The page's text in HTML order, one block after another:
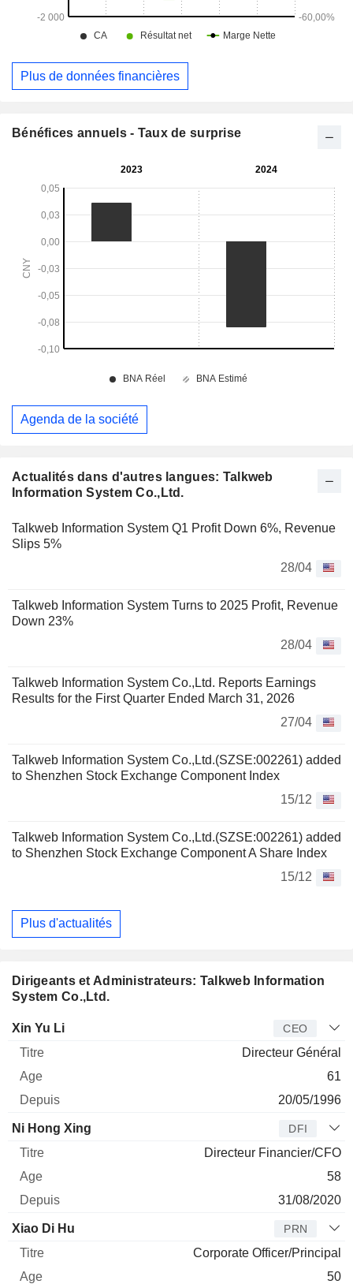
Actualités dans d'autres langues: Talkweb
Information System Co.,Ltd.
Talkweb Information System Q1 Profit Down 6%, Revenue
Slips 5%
28/04
Talkweb Information System Turns to 2025 Profit, Revenue
Down 23%
28/04
Talkweb Information System Co.,Ltd. Reports Earnings
Results for the First Quarter Ended March 31, 2026
27/04
Talkweb Information System Co.,Ltd.(SZSE:002261) added
to Shenzhen Stock Exchange Component Index
15/12
Talkweb Information System Co.,Ltd.(SZSE:002261) added
to Shenzhen Stock Exchange Component A Share Index
15/12
Plus d'actualités
Dirigeants et Administrateurs: Talkweb Information
System Co.,Ltd.
Dirigeant
Xin Yu Li CEO
Directeur Général
61
20/05/1996
Ni Hong Xing DFI
Directeur Financier/CFO
58
31/08/2020
Xiao Di Hu PRN
Corporate Officer/Principal
50
Plus de données financières
Bénéfices annuels - Taux de surprise
Agenda de la société